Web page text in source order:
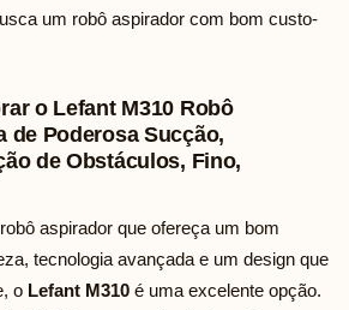
um robô aspirador com bom custo-
o Lefant M310 Robô
de Poderosa Sucção,
de Obstáculos, Fino,
aspirador que ofereça um bom
tecnologia avançada e um design que
o Lefant M310 é uma excelente opção.